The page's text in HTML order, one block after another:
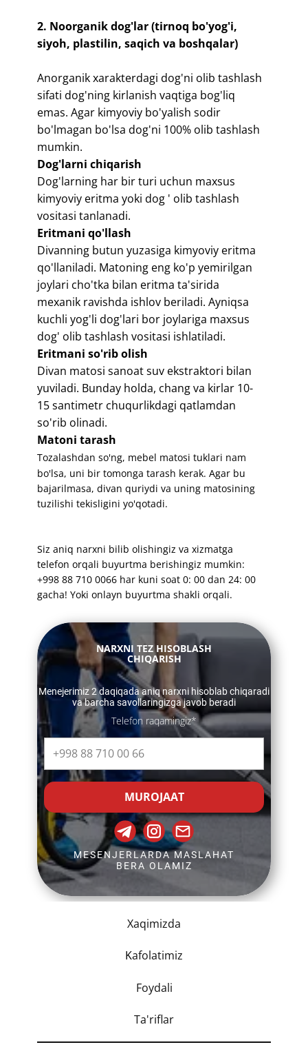
​2. Noorganik dog'lar (tirnoq bo'yog'i,
siyoh, plastilin, saqich va boshqalar)
​Anorganik xarakterdagi dog'ni olib tashlash
sifati dog'ning kirlanish vaqtiga bog'liq
emas. Agar kimyoviy bo'yalish sodir
bo'lmagan bo'lsa dog'ni 100% olib tashlash
mumkin.
​Dog'larni chiqarish
​Dog'larning har bir turi uchun maxsus
kimyoviy eritma yoki dog ' olib tashlash
vositasi tanlanadi.
Eritmani qo'llash
​Divanning butun yuzasiga kimyoviy eritma
qo'llaniladi. Matoning eng ko'p yemirilgan
joylari cho'tka bilan eritma ta'sirida
mexanik ravishda ishlov beriladi. Ayniqsa
kuchli yog'li dog'lari bor joylariga maxsus
dog' olib tashlash vositasi ishlatiladi.
Eritmani so'rib olish
​Divan matosi sanoat suv ekstraktori bilan
yuviladi. Bunday holda, chang va kirlar 10-
15 santimetr chuqurlikdagi qatlamdan
so'rib olinadi.
Matoni tarash
Tozalashdan so'ng, mebel matosi tuklari nam
bo'lsa, uni bir tomonga tarash kerak. Agar bu
bajarilmasa, divan quriydi va uning matosining
tuzilishi tekisligini yo'qotadi.
Siz aniq narxni bilib olishingiz va xizmatga
telefon orqali buyurtma berishingiz mumkin:
+998 88 710 0066 har kuni soat 0: 00 dan 24: 00
gacha! Yoki onlayn buyurtma shakli orqali.
​​NARXNI TEZ HISOBLASH
CHIQARISH
​​Menejerimiz 2 daqiqada aniq narxni hisoblab chiqaradi
va barcha savollaringizga javob beradi
Telefon raqamingiz*
MUROJAAT
MESENJERLARDA MASLAHAT
BERA OLAMIZ
Xaqimizda
Kafolatimiz
Foydali
Ta'riflar